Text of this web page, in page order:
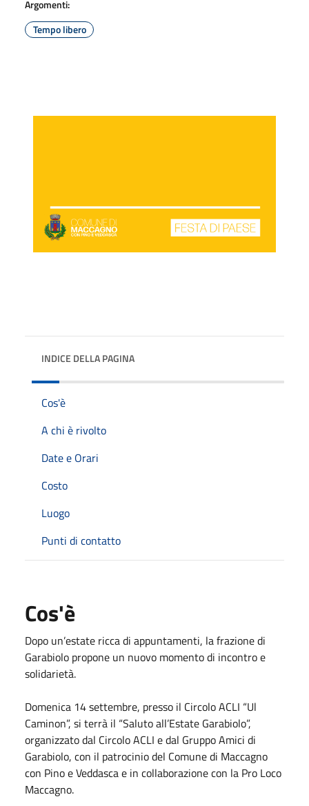
Argomenti:
Tempo libero
INDICE DELLA PAGINA
Cos'è
A chi è rivolto
Date e Orari
Costo
Luogo
Punti di contatto
Cos'è
Dopo un’estate ricca di appuntamenti, la frazione di
Garabiolo propone un nuovo momento di incontro e
solidarietà.
Domenica 14 settembre, presso il Circolo ACLI “Ul
Caminon”, si terrà il “Saluto all’Estate Garabiolo”,
organizzato dal Circolo ACLI e dal Gruppo Amici di
Garabiolo, con il patrocinio del Comune di Maccagno
con Pino e Veddasca e in collaborazione con la Pro Loco
Maccagno.